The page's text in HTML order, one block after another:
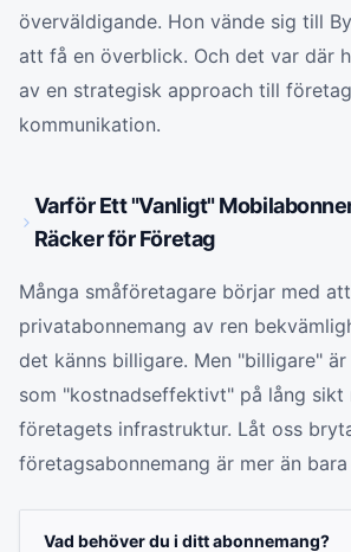
överväldigande. Hon vände sig till
att få en överblick. Och det var där
av en strategisk approach till
kommunikation.
Varför Ett "Vanligt"
Räcker för Företag
Många småföretagare börjar med
privatabonnemang av ren
det känns billigare. Men "billigare"
som "kostnadseffektivt" på lång sikt
företagets infrastruktur. Låt oss
företagsabonnemang är mer än
Vad behöver du i ditt abonnemang?